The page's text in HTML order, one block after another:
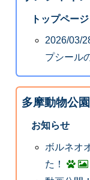
トップページ
2026/03/
プシール
多摩動物公園
お知らせ
ボルネオ
た！